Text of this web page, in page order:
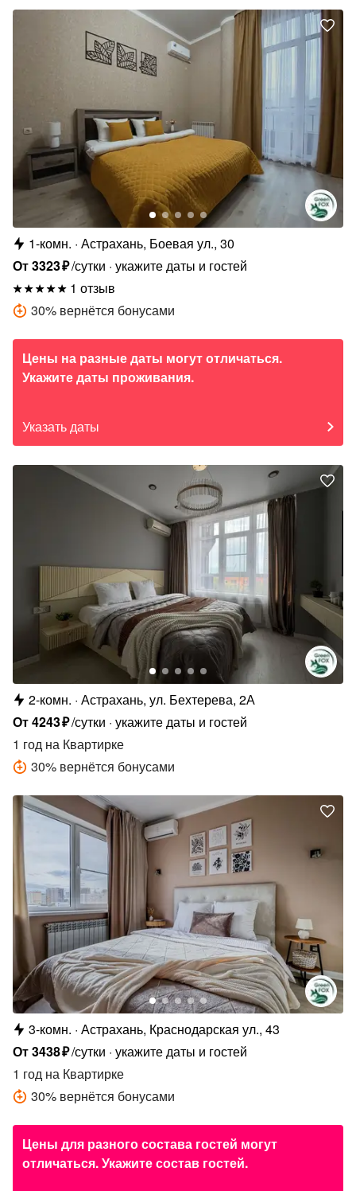
1-комн. Астрахань, Боевая ул., 30
От3323₽/сутки укажите даты и гостей
1 отзыв
30% вернётся бонусами
Цены на разные даты могут отличаться.
Укажите даты проживания.
Указать даты
2-комн. Астрахань, ул. Бехтерева, 2А
От4243₽/сутки укажите даты и гостей
1 год на Квартирке
30% вернётся бонусами
3-комн. Астрахань, Краснодарская ул., 43
От3438₽/сутки укажите даты и гостей
1 год на Квартирке
30% вернётся бонусами
Цены для разного состава гостей могут
отличаться. Укажите состав гостей.